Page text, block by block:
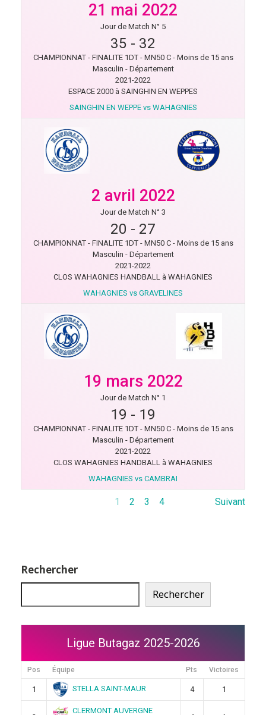
21 mai 2022
Jour de Match N° 5
35 - 32
CHAMPIONNAT - FINALITE 1DT - MN50 C - Moins de 15 ans
Masculin - Département
2021-2022
ESPACE 2000 à SAINGHIN EN WEPPES
SAINGHIN EN WEPPE vs WAHAGNIES
2 avril 2022
Jour de Match N° 3
20 - 27
CHAMPIONNAT - FINALITE 1DT - MN50 C - Moins de 15 ans
Masculin - Département
2021-2022
CLOS WAHAGNIES HANDBALL à WAHAGNIES
WAHAGNIES vs GRAVELINES
19 mars 2022
Jour de Match N° 1
19 - 19
CHAMPIONNAT - FINALITE 1DT - MN50 C - Moins de 15 ans
Masculin - Département
2021-2022
CLOS WAHAGNIES HANDBALL à WAHAGNIES
WAHAGNIES vs CAMBRAI
1 2 3 4 Suivant
Rechercher
Rechercher
Ligue Butagaz 2025-2026
Pos Équipe Pts Victoires
1 STELLA SAINT-MAUR 4 1
CLERMONT AUVERGNE